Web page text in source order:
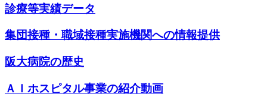
診療等実績データ
集団接種・職域接種実施機関への情報提供
阪大病院の歴史
ＡＩホスピタル事業の紹介動画